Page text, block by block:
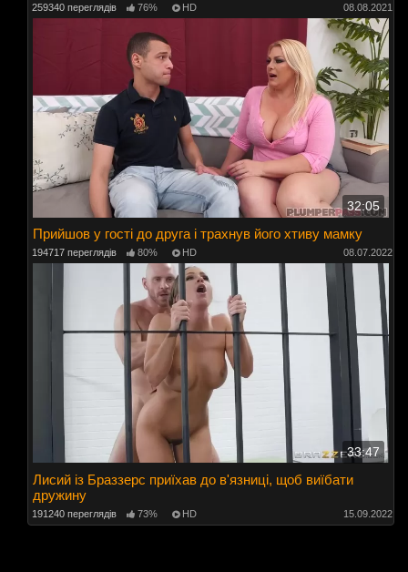
259340 переглядів 76% HD 08.08.2021
32:05
Прийшов у гості до друга і трахнув його хтиву мамку
194717 переглядів 80% HD 08.07.2022
33:47
Лисий із Браззерс приїхав до в'язниці, щоб виїбати
дружину
191240 переглядів 73% HD 15.09.2022